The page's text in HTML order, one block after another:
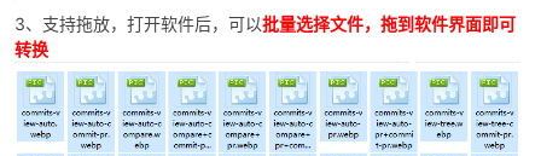
3、支持拖放，打开软件后，可以批量选择文件，拖到软件界面即可
转换